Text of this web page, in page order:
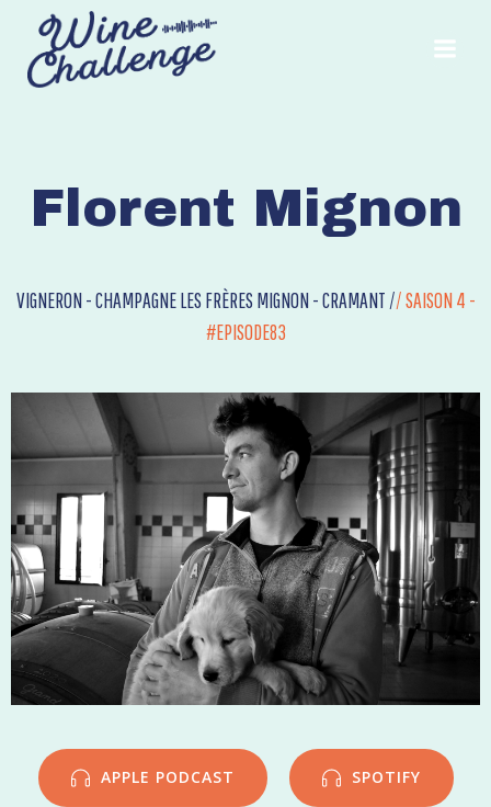
Florent Mignon
VIGNERON - CHAMPAGNE LES FRÈRES MIGNON - CRAMANT //SAISON 4 -
#EPISODE83
APPLE PODCAST SPOTIFY